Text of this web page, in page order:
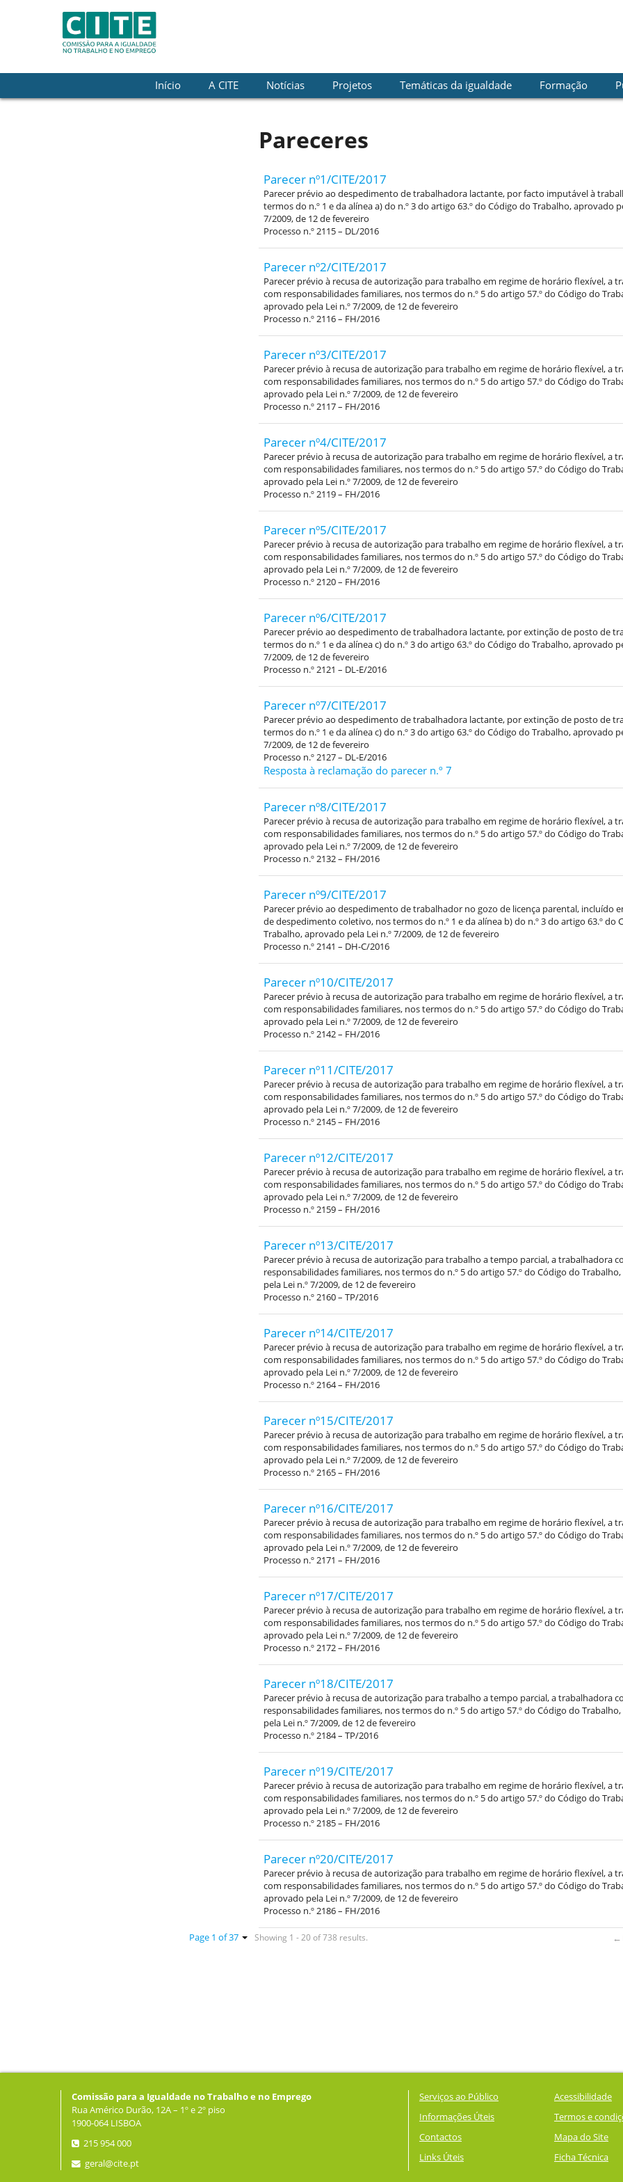
Início A CITE Notícias Projetos Temáticas da igualdade Formação
Pareceres
Parecer nº1/CITE/2017
Parecer prévio ao despedimento de trabalhadora lactante, por facto imputável à
termos do n.º 1 e da alínea a) do n.º 3 do artigo 63.º do Código do Trabalho, aprovado
7/2009, de 12 de fevereiro
Processo n.º 2115 – DL/2016
Parecer nº2/CITE/2017
Parecer prévio à recusa de autorização para trabalho em regime de horário flexível, a
com responsabilidades familiares, nos termos do n.º 5 do artigo 57.º do Código do
aprovado pela Lei n.º 7/2009, de 12 de fevereiro
Processo n.º 2116 – FH/2016
Parecer nº3/CITE/2017
Parecer prévio à recusa de autorização para trabalho em regime de horário flexível, a
com responsabilidades familiares, nos termos do n.º 5 do artigo 57.º do Código do
aprovado pela Lei n.º 7/2009, de 12 de fevereiro
Processo n.º 2117 – FH/2016
Parecer nº4/CITE/2017
Parecer prévio à recusa de autorização para trabalho em regime de horário flexível, a
com responsabilidades familiares, nos termos do n.º 5 do artigo 57.º do Código do
aprovado pela Lei n.º 7/2009, de 12 de fevereiro
Processo n.º 2119 – FH/2016
Parecer nº5/CITE/2017
Parecer prévio à recusa de autorização para trabalho em regime de horário flexível, a
com responsabilidades familiares, nos termos do n.º 5 do artigo 57.º do Código do
aprovado pela Lei n.º 7/2009, de 12 de fevereiro
Processo n.º 2120 – FH/2016
Parecer nº6/CITE/2017
Parecer prévio ao despedimento de trabalhadora lactante, por extinção de posto de
termos do n.º 1 e da alínea c) do n.º 3 do artigo 63.º do Código do Trabalho, aprovado
7/2009, de 12 de fevereiro
Processo n.º 2121 – DL-E/2016
Parecer nº7/CITE/2017
Parecer prévio ao despedimento de trabalhadora lactante, por extinção de posto de
termos do n.º 1 e da alínea c) do n.º 3 do artigo 63.º do Código do Trabalho, aprovado
7/2009, de 12 de fevereiro
Processo n.º 2127 – DL-E/2016
Resposta à reclamação do parecer n.º 7
Parecer nº8/CITE/2017
Parecer prévio à recusa de autorização para trabalho em regime de horário flexível, a
com responsabilidades familiares, nos termos do n.º 5 do artigo 57.º do Código do
aprovado pela Lei n.º 7/2009, de 12 de fevereiro
Processo n.º 2132 – FH/2016
Parecer nº9/CITE/2017
Parecer prévio ao despedimento de trabalhador no gozo de licença parental, incluído
de despedimento coletivo, nos termos do n.º 1 e da alínea b) do n.º 3 do artigo 63.º do
Trabalho, aprovado pela Lei n.º 7/2009, de 12 de fevereiro
Processo n.º 2141 – DH-C/2016
Parecer nº10/CITE/2017
Parecer prévio à recusa de autorização para trabalho em regime de horário flexível, a
com responsabilidades familiares, nos termos do n.º 5 do artigo 57.º do Código do
aprovado pela Lei n.º 7/2009, de 12 de fevereiro
Processo n.º 2142 – FH/2016
Parecer nº11/CITE/2017
Parecer prévio à recusa de autorização para trabalho em regime de horário flexível, a
com responsabilidades familiares, nos termos do n.º 5 do artigo 57.º do Código do
aprovado pela Lei n.º 7/2009, de 12 de fevereiro
Processo n.º 2145 – FH/2016
Parecer nº12/CITE/2017
Parecer prévio à recusa de autorização para trabalho em regime de horário flexível, a
com responsabilidades familiares, nos termos do n.º 5 do artigo 57.º do Código do
aprovado pela Lei n.º 7/2009, de 12 de fevereiro
Processo n.º 2159 – FH/2016
Parecer nº13/CITE/2017
Parecer prévio à recusa de autorização para trabalho a tempo parcial, a trabalhadora
responsabilidades familiares, nos termos do n.º 5 do artigo 57.º do Código do
pela Lei n.º 7/2009, de 12 de fevereiro
Processo n.º 2160 – TP/2016
Parecer nº14/CITE/2017
Parecer prévio à recusa de autorização para trabalho em regime de horário flexível, a
com responsabilidades familiares, nos termos do n.º 5 do artigo 57.º do Código do
aprovado pela Lei n.º 7/2009, de 12 de fevereiro
Processo n.º 2164 – FH/2016
Parecer nº15/CITE/2017
Parecer prévio à recusa de autorização para trabalho em regime de horário flexível, a
com responsabilidades familiares, nos termos do n.º 5 do artigo 57.º do Código do
aprovado pela Lei n.º 7/2009, de 12 de fevereiro
Processo n.º 2165 – FH/2016
Parecer nº16/CITE/2017
Parecer prévio à recusa de autorização para trabalho em regime de horário flexível, a
com responsabilidades familiares, nos termos do n.º 5 do artigo 57.º do Código do
aprovado pela Lei n.º 7/2009, de 12 de fevereiro
Processo n.º 2171 – FH/2016
Parecer nº17/CITE/2017
Parecer prévio à recusa de autorização para trabalho em regime de horário flexível, a
com responsabilidades familiares, nos termos do n.º 5 do artigo 57.º do Código do
aprovado pela Lei n.º 7/2009, de 12 de fevereiro
Processo n.º 2172 – FH/2016
Parecer nº18/CITE/2017
Parecer prévio à recusa de autorização para trabalho a tempo parcial, a trabalhadora
responsabilidades familiares, nos termos do n.º 5 do artigo 57.º do Código do
pela Lei n.º 7/2009, de 12 de fevereiro
Processo n.º 2184 – TP/2016
Parecer nº19/CITE/2017
Parecer prévio à recusa de autorização para trabalho em regime de horário flexível, a
com responsabilidades familiares, nos termos do n.º 5 do artigo 57.º do Código do
aprovado pela Lei n.º 7/2009, de 12 de fevereiro
Processo n.º 2185 – FH/2016
Parecer nº20/CITE/2017
Parecer prévio à recusa de autorização para trabalho em regime de horário flexível, a
com responsabilidades familiares, nos termos do n.º 5 do artigo 57.º do Código do
aprovado pela Lei n.º 7/2009, de 12 de fevereiro
Processo n.º 2186 – FH/2016
Page 1 of 37 Showing 1 - 20 of 738 results. ←
Comissão para a Igualdade no Trabalho e no Emprego
Rua Américo Durão, 12A – 1º e 2º piso
1900-064 LISBOA
215 954 000
geral@cite.pt
Serviços ao Público
Informações Úteis
Contactos
Links Úteis
Acessibilidade
Termos e
Mapa do Site
Ficha Técnica